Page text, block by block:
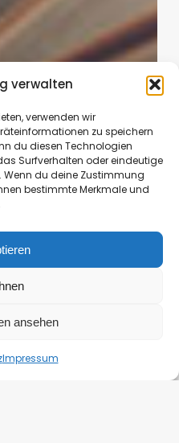
verwalten
verwenden wir
zu speichern
du diesen Technologien
Surfverhalten oder eindeutige
Wenn du deine Zustimmung
bestimmte Merkmale und
ansehen
Impressum